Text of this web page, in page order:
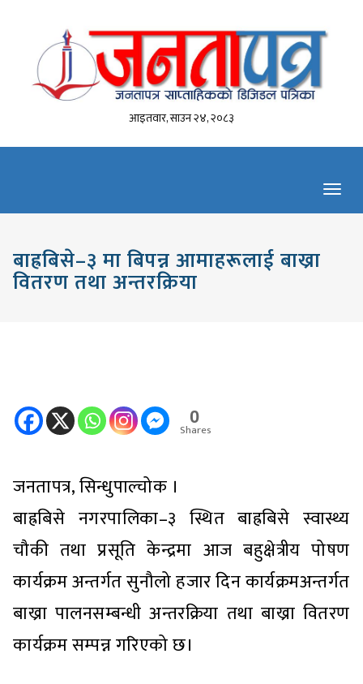
आइतवार, साउन २४, २०८३
बाह्रबिसे–३ मा बिपन्न आमाहरूलाई बाख्रा
वितरण तथा अन्तरक्रिया
0
Shares
जनतापत्र, सिन्धुपाल्चोक ।
बाह्रबिसे नगरपालिका–३ स्थित बाह्रबिसे स्वास्थ्य
चौकी तथा प्रसूति केन्द्रमा आज बहुक्षेत्रीय पोषण
कार्यक्रम अन्तर्गत सुनौलो हजार दिन कार्यक्रमअन्तर्गत
बाख्रा पालनसम्बन्धी अन्तरक्रिया तथा बाख्रा वितरण
कार्यक्रम सम्पन्न गरिएको छ।